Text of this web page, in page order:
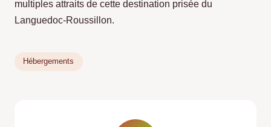
multiples attraits de cette destination prisée du
Languedoc-Roussillon.
Hébergements